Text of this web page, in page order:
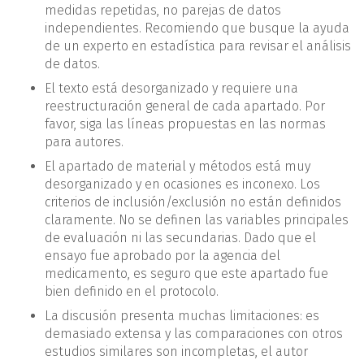
medidas repetidas, no parejas de datos
independientes. Recomiendo que busque la ayuda
de un experto en estadística para revisar el análisis
de datos.
El texto está desorganizado y requiere una
reestructuración general de cada apartado. Por
favor, siga las líneas propuestas en las normas
para autores.
El apartado de material y métodos está muy
desorganizado y en ocasiones es inconexo. Los
criterios de inclusión/exclusión no están definidos
claramente. No se definen las variables principales
de evaluación ni las secundarias. Dado que el
ensayo fue aprobado por la agencia del
medicamento, es seguro que este apartado fue
bien definido en el protocolo.
La discusión presenta muchas limitaciones: es
demasiado extensa y las comparaciones con otros
estudios similares son incompletas, el autor